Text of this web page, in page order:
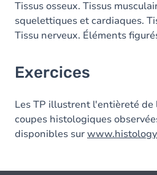
Tissus osseux. Tissus
squelettiques et cardiaques.
Tissu nerveux. Éléments
Exercices
Les TP illustrent l'entièreté de
coupes histologiques
disponibles sur